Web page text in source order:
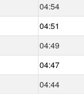
04:54
04:51
04:49
04:47
04:44